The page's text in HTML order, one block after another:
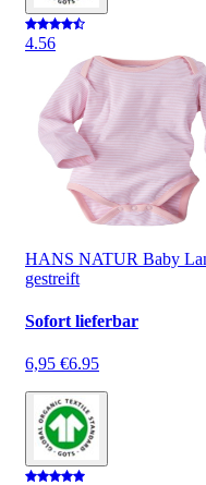
4.56
HANS NATUR Baby
gestreift
Sofort lieferbar
6,95 €6.95